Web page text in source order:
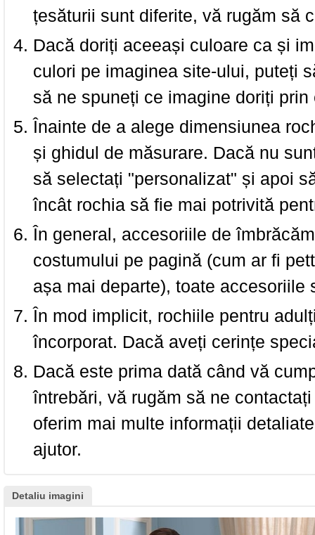
țesăturii sunt diferite, vă rugăm să
Dacă doriți aceeași culoare ca și
culori pe imaginea site-ului, puteți
să ne spuneți ce imagine doriți prin
Înainte de a alege dimensiunea
și ghidul de măsurare. Dacă nu
să selectați "personalizat" și apoi
încât rochia să fie mai potrivită
În general, accesoriile de
costumului pe pagină (cum ar fi
așa mai departe), toate accesoriile
În mod implicit, rochiile pentru
încorporat. Dacă aveți cerințe
Dacă este prima dată când vă
întrebări, vă rugăm să ne
oferim mai multe informații
ajutor.
Detaliu imagini